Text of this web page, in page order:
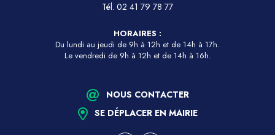
Tél. 02 41 79 78 77
HORAIRES :
Du lundi au jeudi de 9h à 12h et de 14h à 17h.
Le vendredi de 9h à 12h et de 14h à 16h.
NOUS CONTACTER
SE DÉPLACER EN MAIRIE